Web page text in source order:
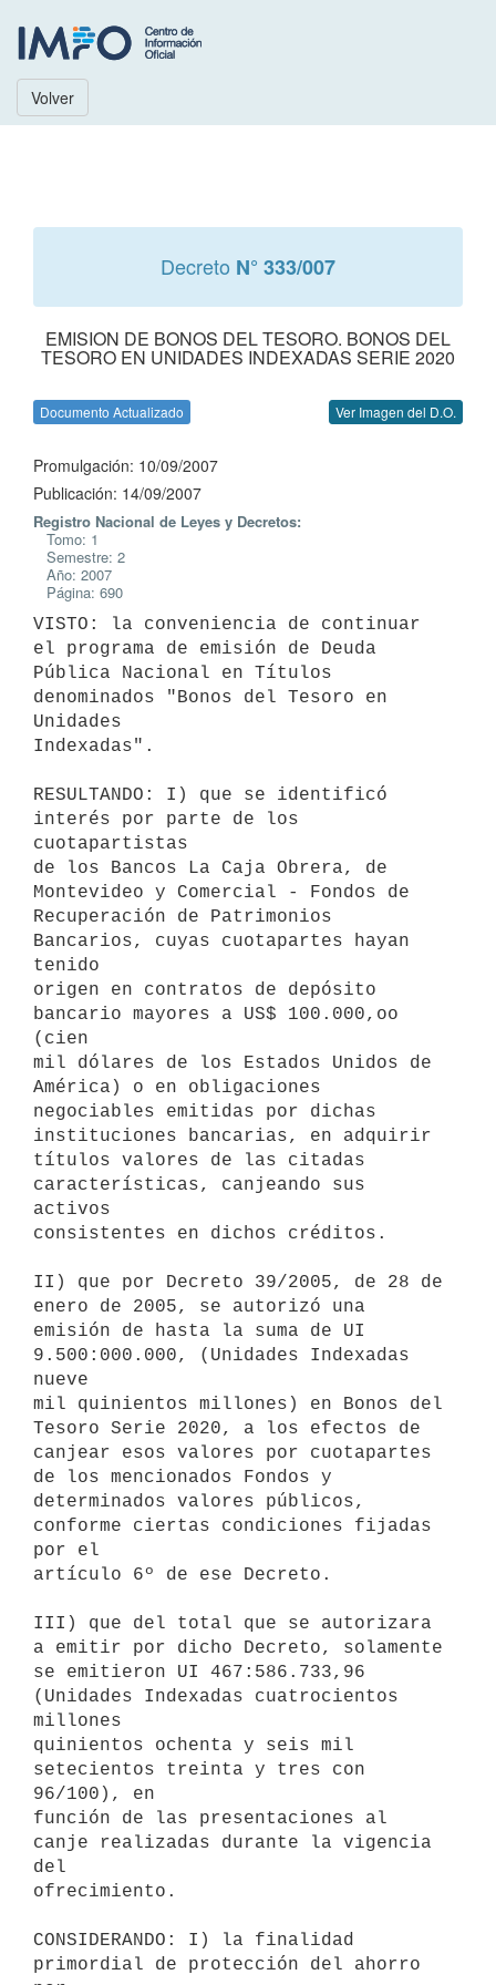
Volver
Decreto N° 333/007
EMISION DE BONOS DEL TESORO. BONOS DEL
TESORO EN UNIDADES INDEXADAS SERIE 2020
Documento Actualizado Ver Imagen del D.O.
Promulgación: 10/09/2007
Publicación: 14/09/2007
Registro Nacional de Leyes y Decretos:
Tomo: 1
Semestre: 2
Año: 2007
Página: 690
VISTO: la conveniencia de continuar
el programa de emisión de Deuda
Pública Nacional en Títulos
denominados "Bonos del Tesoro en
Unidades
Indexadas".
RESULTANDO: I) que se identificó
interés por parte de los
cuotapartistas
de los Bancos La Caja Obrera, de
Montevideo y Comercial - Fondos de
Recuperación de Patrimonios
Bancarios, cuyas cuotapartes hayan
tenido
origen en contratos de depósito
bancario mayores a US$ 100.000,oo
(cien
mil dólares de los Estados Unidos de
América) o en obligaciones
negociables emitidas por dichas
instituciones bancarias, en adquirir
títulos valores de las citadas
características, canjeando sus
activos
consistentes en dichos créditos.
II) que por Decreto 39/2005, de 28 de
enero de 2005, se autorizó una
emisión de hasta la suma de UI
9.500:000.000, (Unidades Indexadas
nueve
mil quinientos millones) en Bonos del
Tesoro Serie 2020, a los efectos de
canjear esos valores por cuotapartes
de los mencionados Fondos y
determinados valores públicos,
conforme ciertas condiciones fijadas
por el
artículo 6º de ese Decreto.
III) que del total que se autorizara
a emitir por dicho Decreto, solamente
se emitieron UI 467:586.733,96
(Unidades Indexadas cuatrocientos
millones
quinientos ochenta y seis mil
setecientos treinta y tres con
96/100), en
función de las presentaciones al
canje realizadas durante la vigencia
del
ofrecimiento.
CONSIDERANDO: I) la finalidad
primordial de protección del ahorro